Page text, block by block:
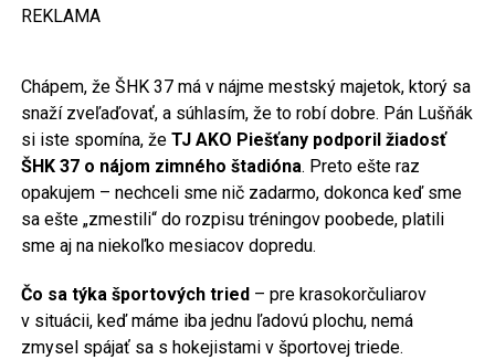
REKLAMA
Chápem, že ŠHK 37 má v nájme mestský majetok, ktorý sa
snaží zveľaďovať, a súhlasím, že to robí dobre. Pán Lušňák
si iste spomína, že TJ AKO Piešťany podporil žiadosť
ŠHK 37 o nájom zimného štadióna. Preto ešte raz
opakujem – nechceli sme nič zadarmo, dokonca keď sme
sa ešte „zmestili“ do rozpisu tréningov poobede, platili
sme aj na niekoľko mesiacov dopredu.
Čo sa týka športových tried – pre krasokorčuliarov
v situácii, keď máme iba jednu ľadovú plochu, nemá
zmysel spájať sa s hokejistami v športovej triede.